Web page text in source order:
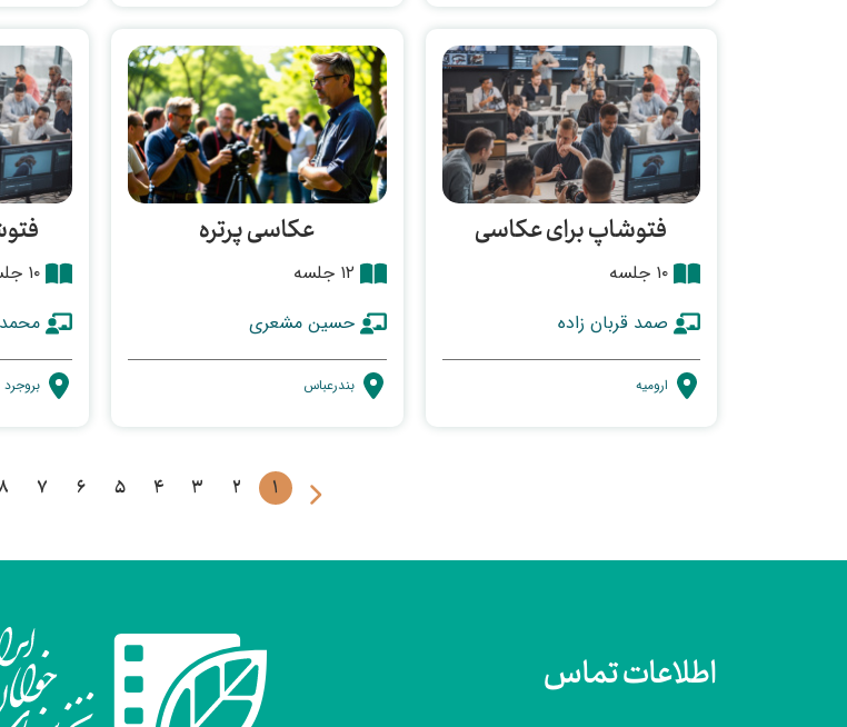
فتوشاپ برای عکاسی
۱۰ جلسه
صمد قربان زاده
ارومیه
عکاسی پرتره
۱۲ جلسه
حسین مشعری
بندرعباس
۱۰ جلسه
بروجرد
1
2
3
4
5
6
7
اطلاعات تماس